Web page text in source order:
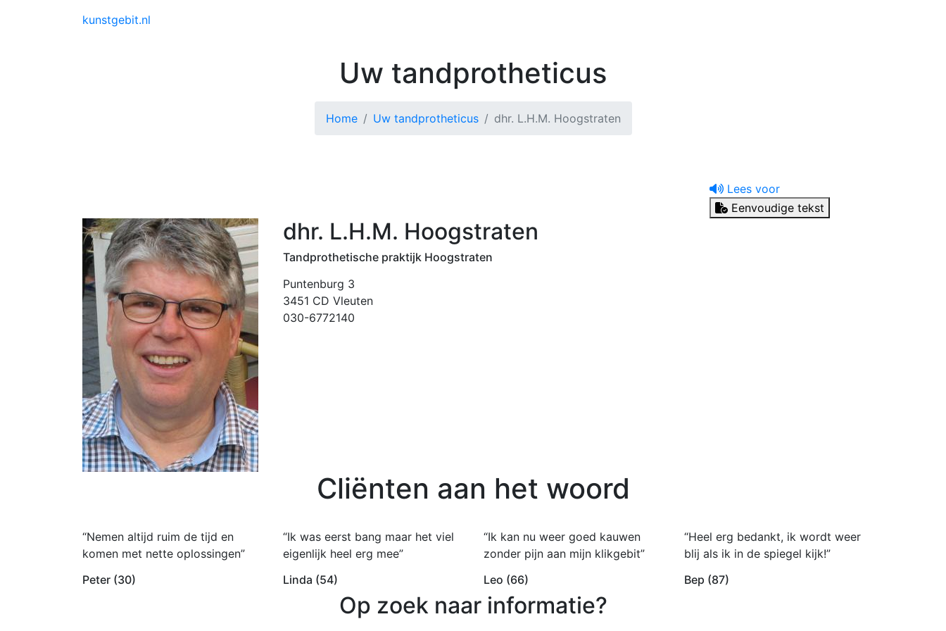
kunstgebit.nl
Uw tandprotheticus
Home Uw tandprotheticus dhr. L.H.M. Hoogstraten
Lees voor
Eenvoudige tekst
dhr. L.H.M. Hoogstraten
Tandprothetische praktijk Hoogstraten
Puntenburg 3
3451 CD Vleuten
030-6772140
Cliënten aan het woord
“Nemen altijd ruim de tijd en
komen met nette oplossingen”
Peter (30)
“Ik was eerst bang maar het viel
eigenlijk heel erg mee”
Linda (54)
“Ik kan nu weer goed kauwen
zonder pijn aan mijn klikgebit”
Leo (66)
“Heel erg bedankt, ik wordt weer
blij als ik in de spiegel kijk!”
Bep (87)
Op zoek naar informatie?